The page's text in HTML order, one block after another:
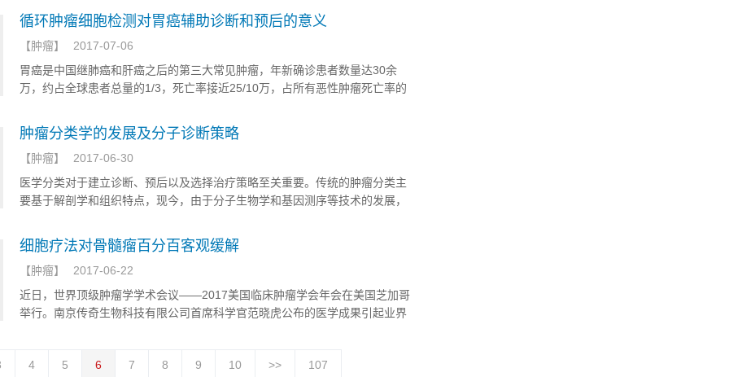
循环肿瘤细胞检测对胃癌辅助诊断和预后的意义
【肿瘤】
2017-07-06
胃癌是中国继肺癌和肝癌之后的第三大常见肿瘤，年新确诊患者数量达30余
万，约占全球患者总量的1/3，死亡率接近25/10万，占所有恶性肿瘤死亡率的
于胃癌的早期诊断率低，临床确诊时接近40%的患者已失去手术机会，即使行
根治术的患者，术后仍有将近80%会出现复发与转移。在这一过程中，外周血
循环肿瘤细胞（circulating tumor cells ,CTCs)被认为扮演着不可或缺的重要角
色。外周血循环肿瘤细胞被认为与恶性肿瘤的复发、转移密切相关，因其对肿
瘤的早期诊断、临床分期、复发转移和耐药监测、预后判断、开发新的治疗靶
后判断，治疗策略的及时调整，开发新的治疗靶点提供新的思路和重要依据。
肿瘤分类学的发展及分子诊断策略
【肿瘤】
2017-06-30
医学分类对于建立诊断、预后以及选择治疗策略至关重要。传统的肿瘤分类主
要基于解剖学和组织特点，现今，由于分子生物学和基因测序等技术的发展，
这一转变带来的是肿瘤分类学和治疗模式的转变，而基于分子分型的肿瘤分类
使患者分层接受最优的靶向治疗，这就是精准医学的核心思路。
细胞疗法对骨髓瘤百分百客观缓解
【肿瘤】
2017-06-22
近日，世界顶级肿瘤学学术会议——2017美国临床肿瘤学会年会在美国芝加哥
举行。南京传奇生物科技有限公司首席科学官范晓虎公布的医学成果引起业界
4 5 6 7 8 9 10 >> 107